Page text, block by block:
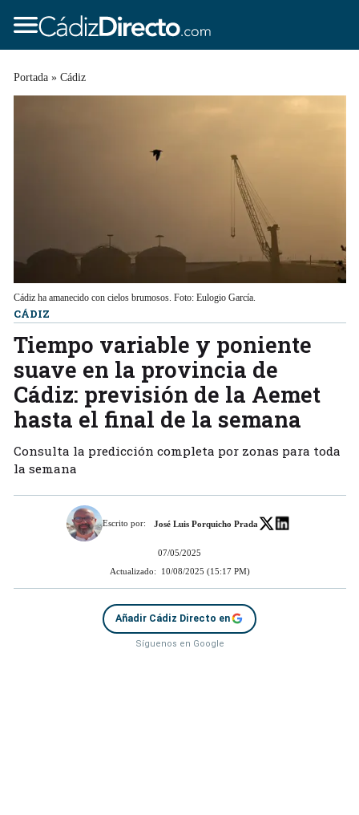
Portada » Cádiz
Cádiz ha amanecido con cielos brumosos. Foto: Eulogio García.
CÁDIZ
Tiempo variable y poniente
suave en la provincia de
Cádiz: previsión de la Aemet
hasta el final de la semana
Consulta la predicción completa por zonas para toda
la semana
Escrito por: José Luis Porquicho Prada
07/05/2025
Actualizado:
10/08/2025 (15:17 PM)
Añadir Cádiz Directo en
Síguenos en Google